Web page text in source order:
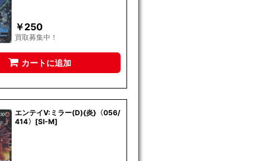
￥250
買取募集中！
カートに追加
エンテイV:ミラー(D){炎}〈056/
414〉[SI-M]